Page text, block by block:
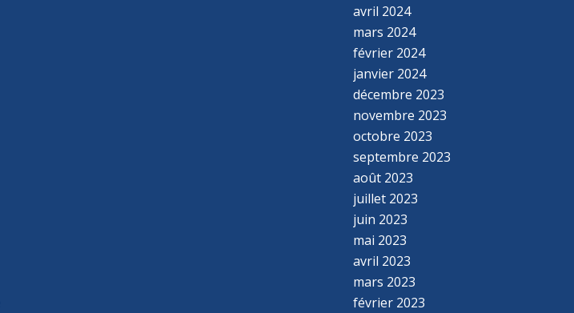
avril 2024
mars 2024
février 2024
janvier 2024
décembre 2023
novembre 2023
octobre 2023
septembre 2023
août 2023
juillet 2023
juin 2023
mai 2023
avril 2023
mars 2023
février 2023